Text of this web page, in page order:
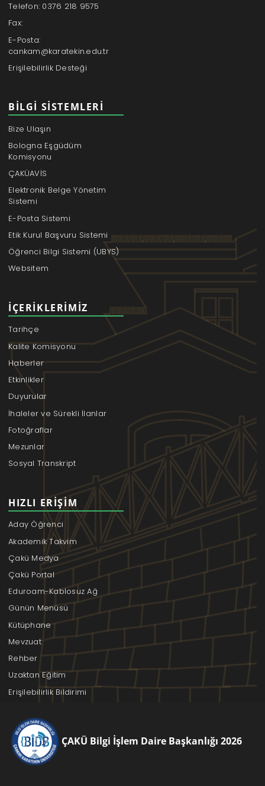
Telefon: 0376 218 9575
Fax:
E-Posta:
cankam@karatekin.edu.tr
Erişilebilirlik Desteği
BILGI SISTEMLERI
Bize Ulaşın
Bologna Eşgüdüm
Komisyonu
ÇAKÜAVİS
Elektronik Belge Yönetim
Sistemi
E-Posta Sistemi
Etik Kurul Başvuru Sistemi
Öğrenci Bilgi Sistemi (UBYS)
Websitem
İÇERIKLERIMIZ
Tarihçe
Kalite Komisyonu
Haberler
Etkinlikler
Duyurular
İhaleler ve Sürekli İlanlar
Fotoğraflar
Mezunlar
Sosyal Transkript
HIZLI ERIŞIM
Aday Öğrenci
Akademik Takvim
Çakü Medya
Çakü Portal
Eduroam-Kablosuz Ağ
Günün Menüsü
Kütüphane
Mevzuat
Rehber
Uzaktan Eğitim
Erişilebilirlik Bildirimi
ÇAKÜ Bilgi İşlem Daire Başkanlığı 2026